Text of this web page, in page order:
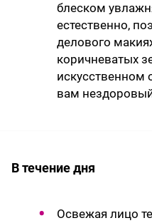
блеском
естественно,
делового
коричневатых
искусственном
вам
В течение дня
Освежая лицо